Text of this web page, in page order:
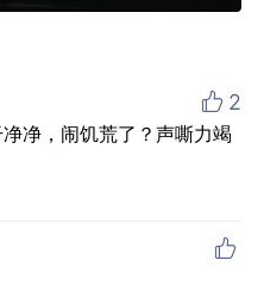
 2
净，闹饥荒了？声嘶力竭
